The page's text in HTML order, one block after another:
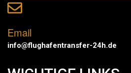
Email
info@flughafentransfer-24h.de